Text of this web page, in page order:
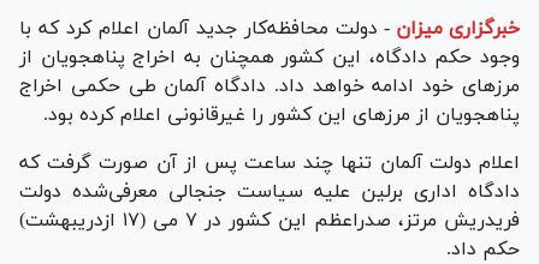
خبرگزاری میزان - دولت محافظه‌کار جدید آلمان اعلام کرد که با
وجود حکم دادگاه، این کشور همچنان به اخراج پناهجویان از
مرز‌های خود ادامه خواهد داد. دادگاه آلمان طی حکمی اخراج
پناهجویان از مرز‌های این کشور را غیرقانونی اعلام کرده بود.
اعلام دولت آلمان تنها چند ساعت پس از آن صورت گرفت که
دادگاه اداری برلین علیه سیاست جنجالی معرفی‌شده دولت
فریدریش مرتز، صدراعظم این کشور در ۷ می (۱۷ ازدریبهشت)
حکم داد.